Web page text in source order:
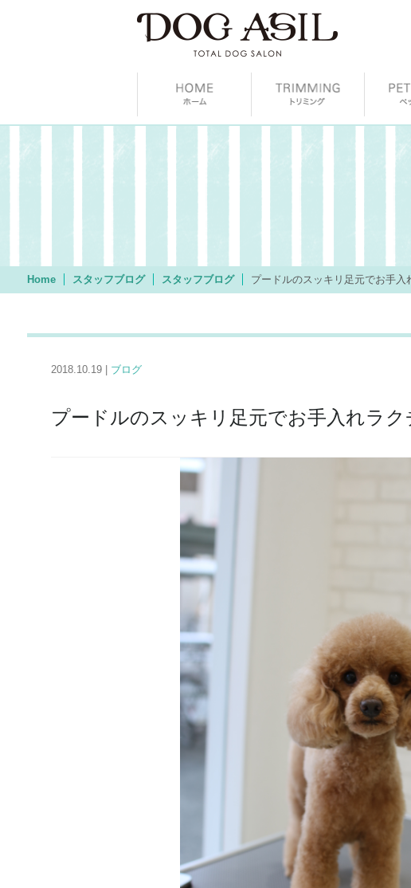
Home スタッフブログ スタッフブログ プードルのスッキリ足元でお手
2018.10.19 | ブログ
プードルのスッキリ足元でお手入れラ